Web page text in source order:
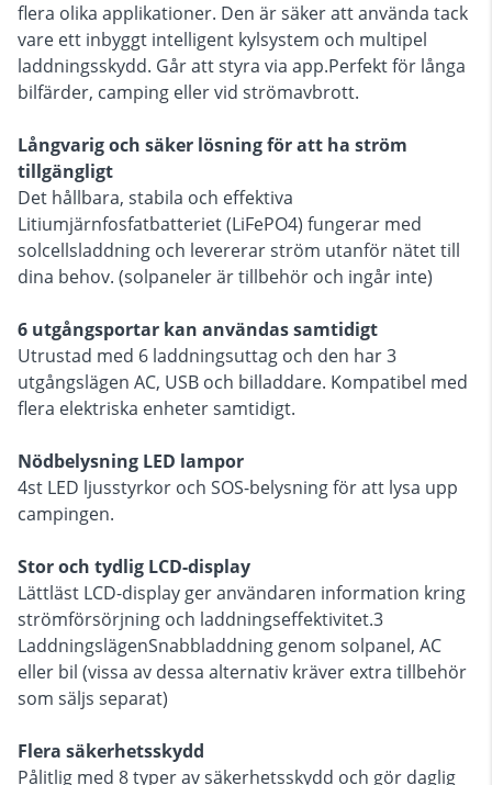
flera olika applikationer. Den är säker att använda tack
vare ett inbyggt intelligent kylsystem och multipel
laddningsskydd. Går att styra via app.Perfekt för långa
bilfärder, camping eller vid strömavbrott.
Långvarig och säker lösning för att ha ström
tillgängligt
Det hållbara, stabila och effektiva
Litiumjärnfosfatbatteriet (LiFePO4) fungerar med
solcellsladdning och levererar ström utanför nätet till
dina behov. (solpaneler är tillbehör och ingår inte)
6 utgångsportar kan användas samtidigt
Utrustad med 6 laddningsuttag och den har 3
utgångslägen AC, USB och billaddare. Kompatibel med
flera elektriska enheter samtidigt.
Nödbelysning LED lampor
4st LED ljusstyrkor och SOS-belysning för att lysa upp
campingen.
Stor och tydlig LCD-display
Lättläst LCD-display ger användaren information kring
strömförsörjning och laddningseffektivitet.3
LaddningslägenSnabbladdning genom solpanel, AC
eller bil (vissa av dessa alternativ kräver extra tillbehör
som säljs separat)
Flera säkerhetsskydd
Pålitlig med 8 typer av säkerhetsskydd och gör daglig